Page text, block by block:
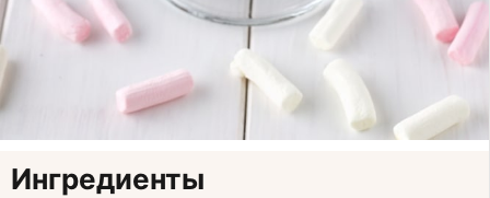
Ингредиенты